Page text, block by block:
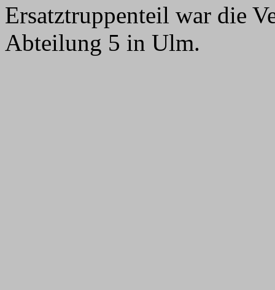
Ersatztruppenteil war die
Abteilung 5 in Ulm.